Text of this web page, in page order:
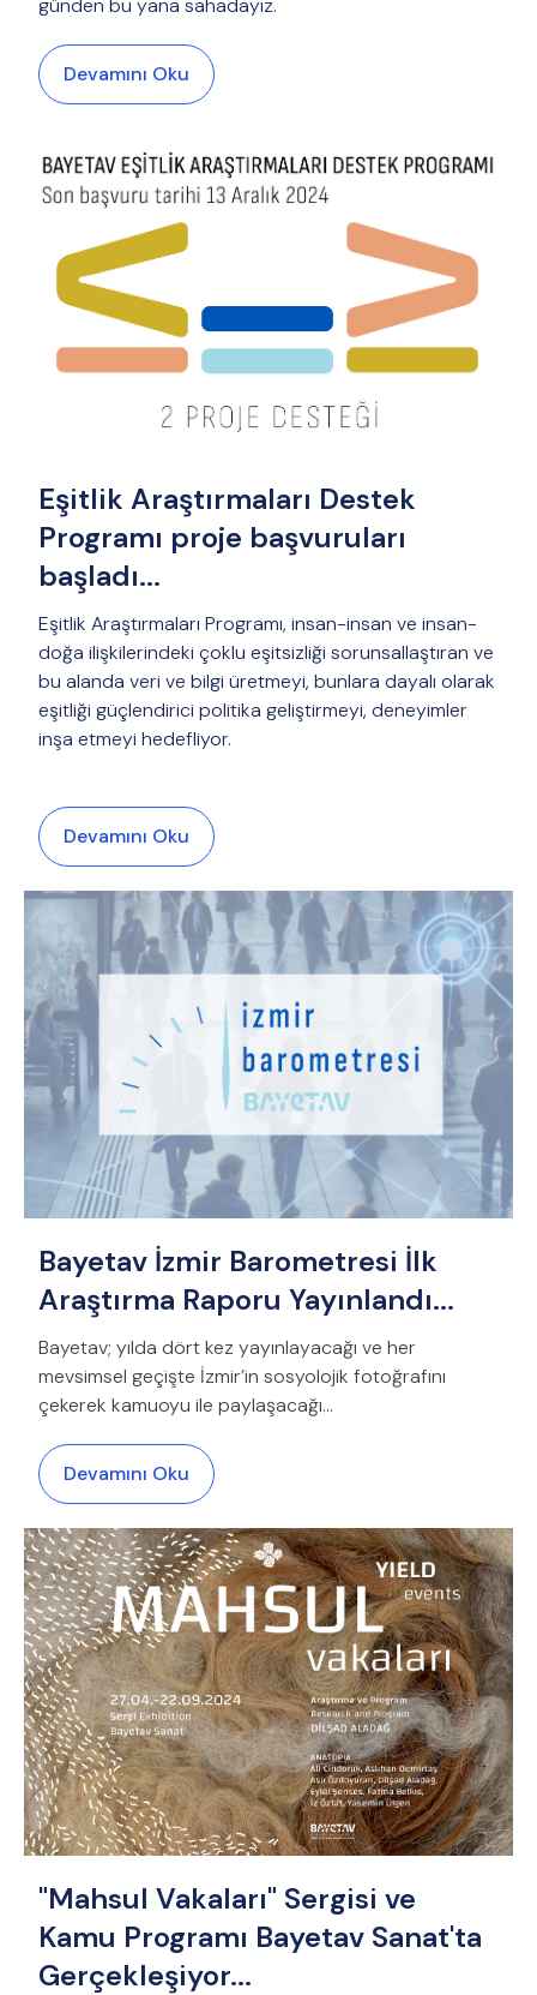
günden bu yana sahadayız.
Devamını Oku
Eşitlik Araştırmaları Destek
Programı proje başvuruları
başladı...
Eşitlik Araştırmaları Programı, insan-insan ve insan-
doğa ilişkilerindeki çoklu eşitsizliği sorunsallaştıran ve
bu alanda veri ve bilgi üretmeyi, bunlara dayalı olarak
eşitliği güçlendirici politika geliştirmeyi, deneyimler
inşa etmeyi hedefliyor.
Devamını Oku
Bayetav İzmir Barometresi İlk
Araştırma Raporu Yayınlandı...
Bayetav; yılda dört kez yayınlayacağı ve her
mevsimsel geçişte İzmir’in sosyolojik fotoğrafını
çekerek kamuoyu ile paylaşacağı...
Devamını Oku
"Mahsul Vakaları" Sergisi ve
Kamu Programı Bayetav Sanat'ta
Gerçekleşiyor...